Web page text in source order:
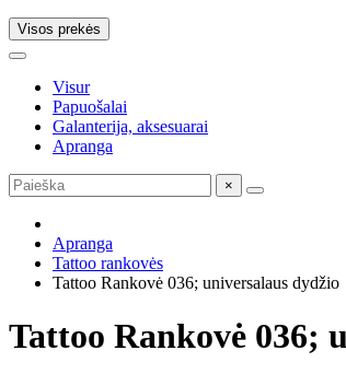
Visos prekės
Visur
Papuošalai
Galanterija, aksesuarai
Apranga
×
Apranga
Tattoo rankovės
Tattoo Rankovė 036; universalaus dydžio
Tattoo Rankovė 036;